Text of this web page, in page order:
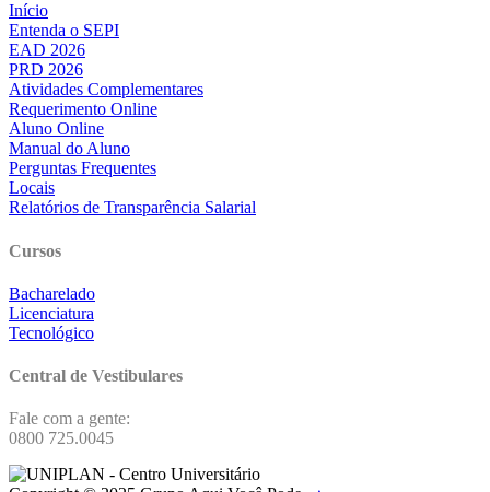
Início
Entenda o SEPI
EAD 2026
PRD 2026
Atividades Complementares
Requerimento Online
Aluno Online
Manual do Aluno
Perguntas Frequentes
Locais
Relatórios de Transparência Salarial
Cursos
Bacharelado
Licenciatura
Tecnológico
Central de Vestibulares
Fale com a gente:
0800 725.0045